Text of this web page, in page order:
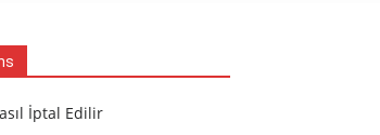
İptal Edilir